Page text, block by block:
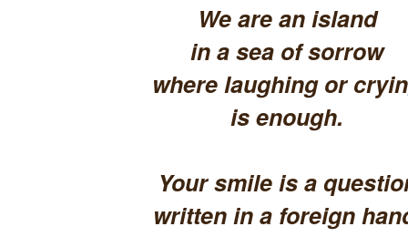
We are an island
in a sea of sorrow
where laughing or
is enough.
Your smile is a
written in a foreign